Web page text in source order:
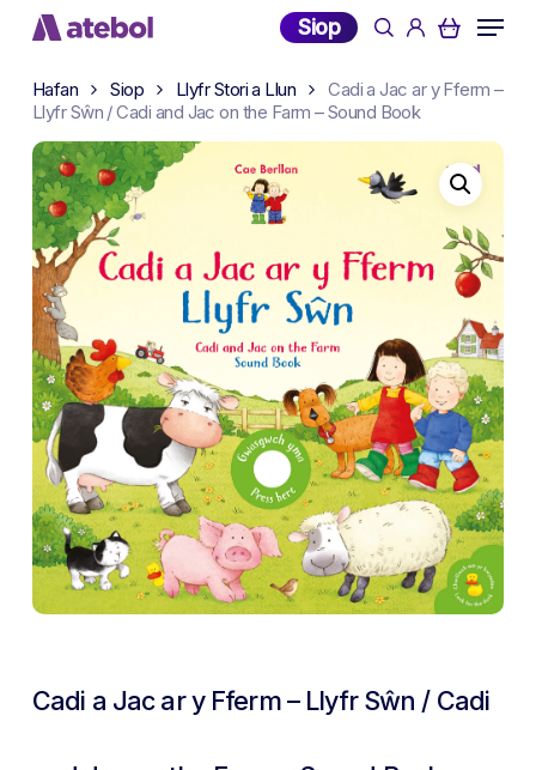
Skip
content
Siop searchaccount
Menu
Hafan Siop Llyfr Stori a Llun
Cadi a Jac ar y Fferm –
Llyfr Sŵn / Cadi and Jac on the Farm – Sound Book
Cadi a Jac ar y Fferm – Llyfr Sŵn / Cadi